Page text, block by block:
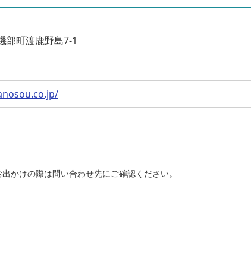
部町渡鹿野島7-1
かけの際は問い合わせ先にご確認ください。